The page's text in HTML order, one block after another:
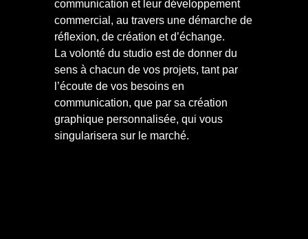
communication et leur développement
commercial, au travers une démarche de
réflexion, de création et d’échange.
La volonté du studio est de donner du
sens à chacun de vos projets, tant par
l’écoute de vos besoins en
communication, que par sa création
graphique personnalisée, qui vous
singularisera sur le marché.